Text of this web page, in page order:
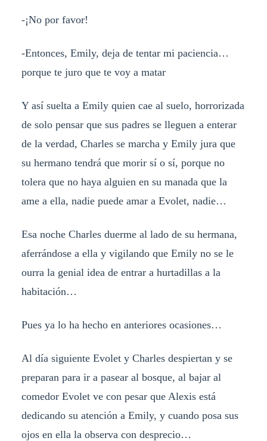
-¡No por favor!
-Entonces, Emily, deja de tentar mi paciencia…
porque te juro que te voy a matar
Y así suelta a Emily quien cae al suelo, horrorizada
de solo pensar que sus padres se lleguen a enterar
de la verdad, Charles se marcha y Emily jura que
su hermano tendrá que morir sí o sí, porque no
tolera que no haya alguien en su manada que la
ame a ella, nadie puede amar a Evolet, nadie…
Esa noche Charles duerme al lado de su hermana,
aferrándose a ella y vigilando que Emily no se le
ourra la genial idea de entrar a hurtadillas a la
habitación…
Pues ya lo ha hecho en anteriores ocasiones…
Al día siguiente Evolet y Charles despiertan y se
preparan para ir a pasear al bosque, al bajar al
comedor Evolet ve con pesar que Alexis está
dedicando su atención a Emily, y cuando posa sus
ojos en ella la observa con desprecio…